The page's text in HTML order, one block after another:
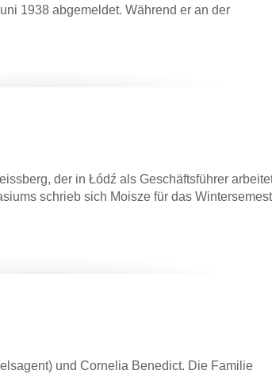
1938 abgemeldet. Während er an der
der in Łódź als Geschäftsführer
schrieb sich Moisze für das
und Cornelia Benedict. Die Familie